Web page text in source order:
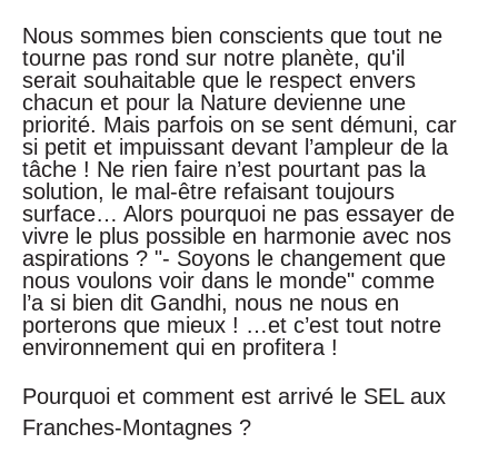
Nous sommes bien conscients que tout ne
tourne pas rond sur notre planète, qu'il
serait souhaitable que le respect envers
chacun et pour la Nature devienne une
priorité. Mais parfois on se sent démuni, car
si petit et impuissant devant l’ampleur de la
tâche ! Ne rien faire n’est pourtant pas la
solution, le mal-être refaisant toujours
surface… Alors pourquoi ne pas essayer de
vivre le plus possible en harmonie avec nos
aspirations ? "- Soyons le changement que
nous voulons voir dans le monde" comme
l’a si bien dit Gandhi, nous ne nous en
porterons que mieux ! …et c’est tout notre
environnement qui en profitera !
Pourquoi et comment est arrivé le SEL aux
Franches-Montagnes ?